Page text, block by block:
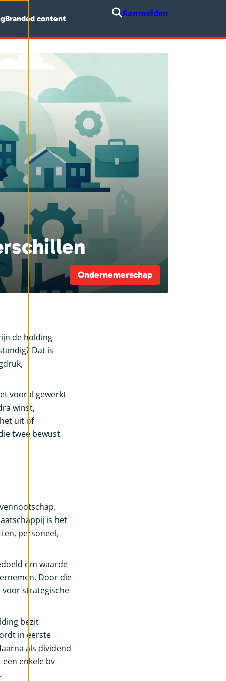
Branded content Aanmelden
Ondernemerschap
de holding
Dat is
vooral gewerkt
winst,
uit of
twee bewust
is het
personeel,
om waarde
Door die
strategische
bezit
in eerste
als dividend
enkele bv